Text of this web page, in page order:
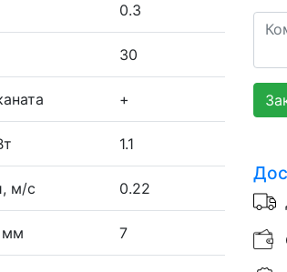
0.3
30
+
1.1
м/с 0.22
мм 7